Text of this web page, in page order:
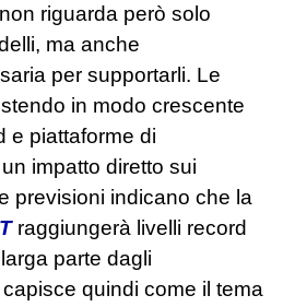
riguarda però solo
ma anche
per supportarli. Le
in modo crescente
e piattaforme di
impatto diretto sui
previsioni indicano che la
raggiungerà livelli record
parte dagli
quindi come il tema